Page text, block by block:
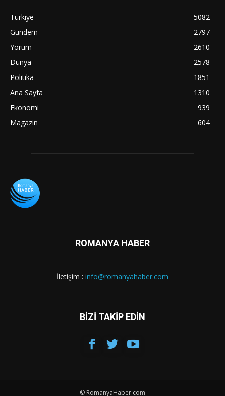
Türkiye
5082
Gündem
2797
Yorum
2610
Dünya
2578
Politika
1851
Ana Sayfa
1310
Ekonomi
939
Magazin
604
ROMANYA HABER
İletişim : info@romanyahaber.com
BİZİ TAKİP EDİN
© RomanyaHaber.com